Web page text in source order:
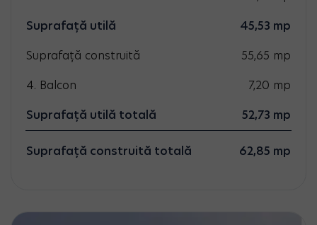
Suprafață utilă
45,53 mp
Suprafață construită
55,65 mp
4. Balcon
7,20 mp
Suprafață utilă totală
52,73 mp
Suprafață construită totală 62,85 mp